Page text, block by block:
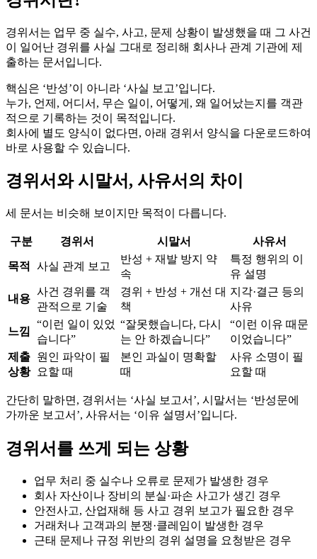
경위서는 업무 중 실수, 사고, 문제 상황이 발생했을 때 그 사건
이 일어난 경위를 사실 그대로 정리해 회사나 관계 기관에 제
출하는 문서입니다.
핵심은 ‘반성’이 아니라 ‘사실 보고’입니다.
누가, 언제, 어디서, 무슨 일이, 어떻게, 왜 일어났는지를 객관
적으로 기록하는 것이 목적입니다.
회사에 별도 양식이 없다면, 아래 경위서 양식을 다운로드하여
바로 사용할 수 있습니다.
경위서와 시말서, 사유서의 차이
세 문서는 비슷해 보이지만 목적이 다릅니다.
구분 경위서 시말서 사유서
목적 사실 관계 보고
반성 + 재발 방지 약
속
특정 행위의 이
유 설명
내용
사건 경위를 객
관적으로 기술
경위 + 반성 + 개선 대
책
지각·결근 등의
사유
느낌
“이런 일이 있었
습니다”
“잘못했습니다, 다시
는 안 하겠습니다”
“이런 이유 때문
이었습니다”
제출
상황
원인 파악이 필
요할 때
본인 과실이 명확할
때
사유 소명이 필
요할 때
간단히 말하면, 경위서는 ‘사실 보고서’, 시말서는 ‘반성문에
가까운 보고서’, 사유서는 ‘이유 설명서’입니다.
경위서를 쓰게 되는 상황
업무 처리 중 실수나 오류로 문제가 발생한 경우
회사 자산이나 장비의 분실·파손 사고가 생긴 경우
안전사고, 산업재해 등 사고 경위 보고가 필요한 경우
거래처나 고객과의 분쟁·클레임이 발생한 경우
근태 문제나 규정 위반의 경위 설명을 요청받은 경우